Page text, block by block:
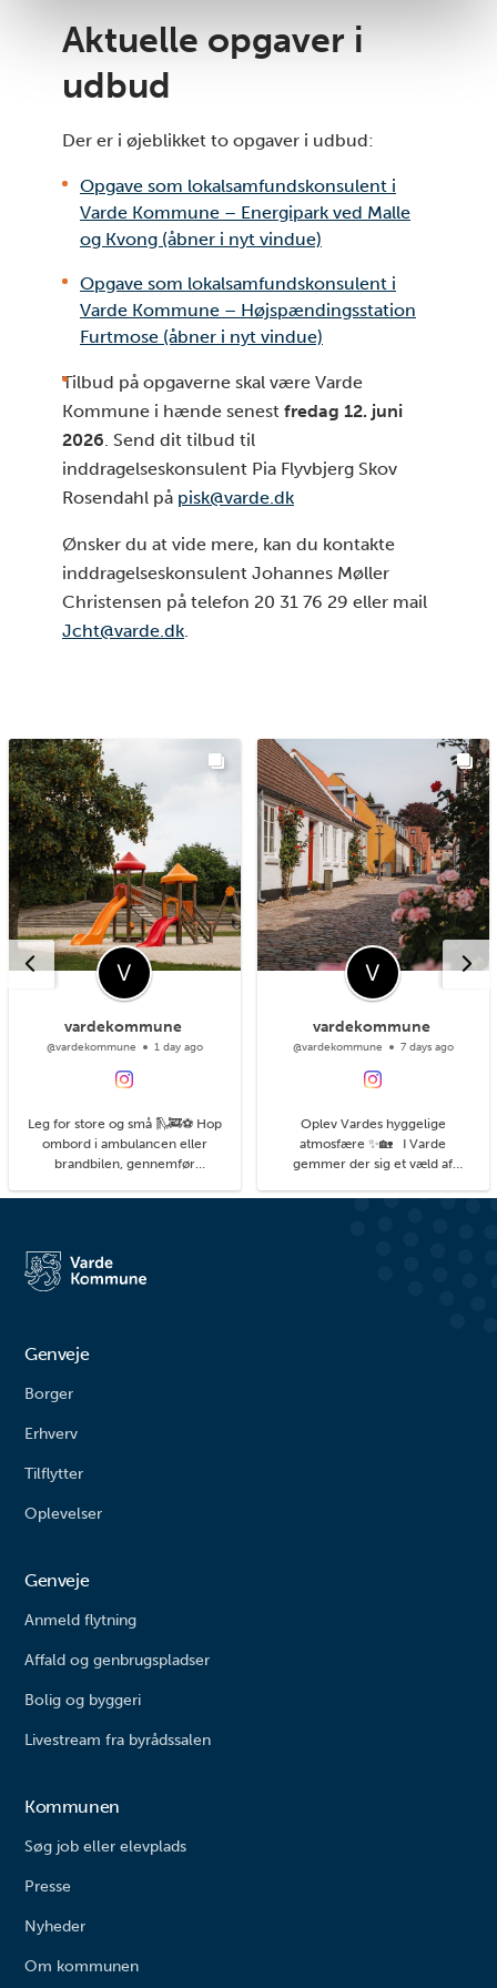
Aktuelle opgaver i
udbud
Der er i øjeblikket to opgaver i udbud:
Opgave som lokalsamfundskonsulent i
Varde Kommune – Energipark ved Malle
og Kvong (åbner i nyt vindue)
Opgave som lokalsamfundskonsulent i
Varde Kommune – Højspændingsstation
Furtmose (åbner i nyt vindue)
Tilbud på opgaverne skal være Varde
Kommune i hænde senest fredag 12. juni
2026. Send dit tilbud til
inddragelseskonsulent Pia Flyvbjerg Skov
Rosendahl på pisk@varde.dk
Ønsker du at vide mere, kan du kontakte
inddragelseskonsulent Johannes Møller
Christensen på telefon 20 31 76 29 eller mail
Jcht@varde.dk.
vardekommune
@vardekommune 1 day ago
Leg for store og små 🛝🚒⚽ Hop
ombord i ambulancen eller
brandbilen, gennemfør
du kan. På legepladsen i
større børn. Her finder du alt fra
vipper og klatrestativ til
vardekommune
@vardekommune 7 days ago
Oplev Vardes hyggelige
atmosfære ✨🏡 I Varde
gemmer der sig et væld af
detaljer, du kan få øje på, når du
Genveje
Borger
Erhverv
Tilflytter
Oplevelser
Genveje
Anmeld flytning
Affald og genbrugspladser
Bolig og byggeri
Livestream fra byrådssalen
Kommunen
Søg job eller elevplads
Presse
Nyheder
Om kommunen